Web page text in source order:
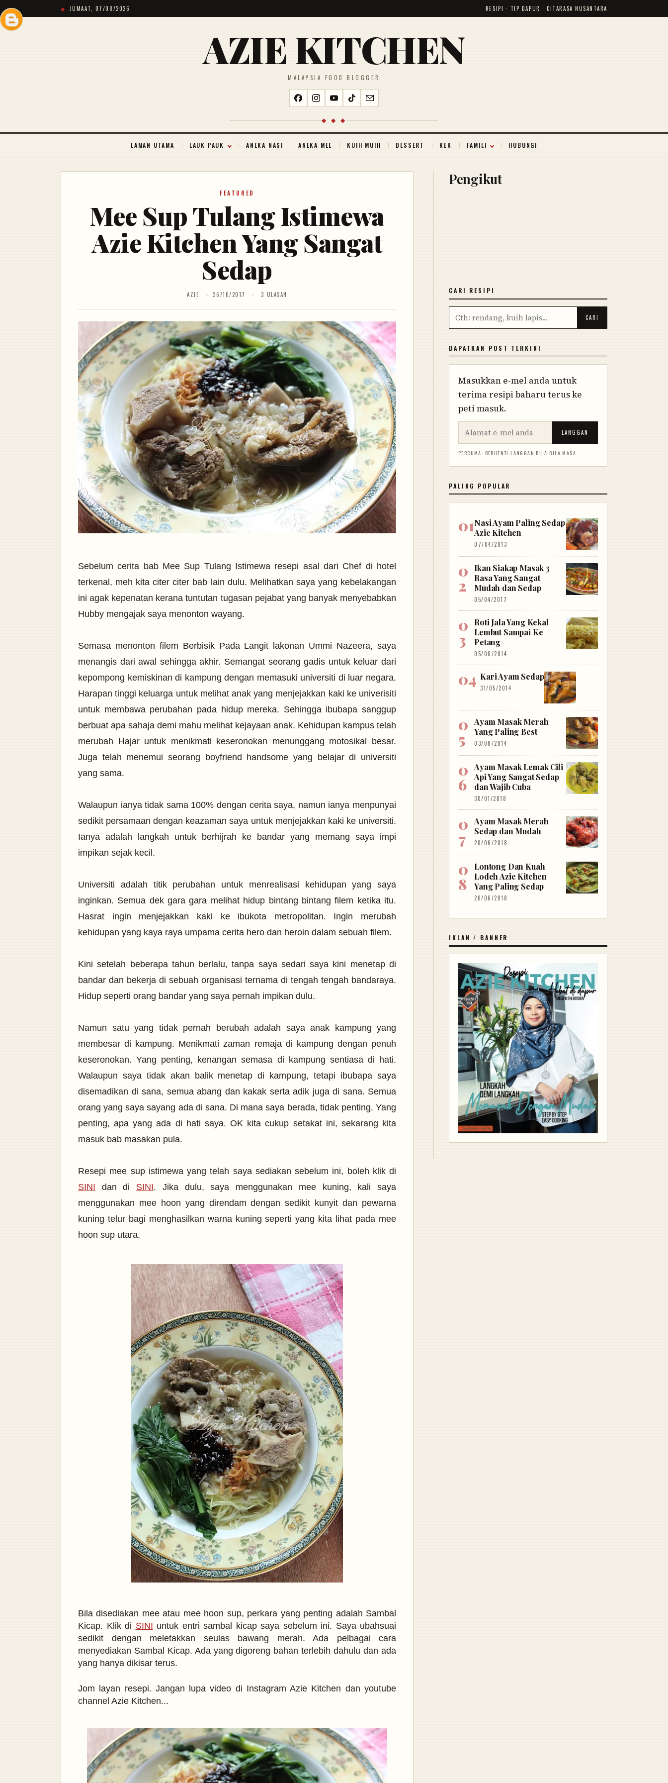
JUMAAT, 07/08/2026 RESIPI · TIP DAPUR · CITARASA NUSANTARA
AZIE KITCHEN
MALAYSIA FOOD BLOGGER
◆ ◆ ◆
LAMAN UTAMA LAUK PAUK ANEKA NASI ANEKA MEE KUIH MUIH DESSERT KEK FAMILI HUBUNGI
FEATURED
Mee Sup Tulang Istimewa
Azie Kitchen Yang Sangat
Sedap
AZIE 26/10/2017 3 ULASAN
Sebelum cerita bab Mee Sup Tulang Istimewa resepi asal dari Chef di hotel
terkenal, meh kita citer citer bab lain dulu. Melihatkan saya yang kebelakangan
ini agak kepenatan kerana tuntutan tugasan pejabat yang banyak menyebabkan
Hubby mengajak saya menonton wayang.
Semasa menonton filem Berbisik Pada Langit lakonan Ummi Nazeera, saya
menangis dari awal sehingga akhir. Semangat seorang gadis untuk keluar dari
kepompong kemiskinan di kampung dengan memasuki universiti di luar negara.
Harapan tinggi keluarga untuk melihat anak yang menjejakkan kaki ke univerisiti
untuk membawa perubahan pada hidup mereka. Sehingga ibubapa sanggup
berbuat apa sahaja demi mahu melihat kejayaan anak. Kehidupan kampus telah
merubah Hajar untuk menikmati keseronokan menunggang motosikal besar.
Juga telah menemui seorang boyfriend handsome yang belajar di universiti
yang sama.
Walaupun ianya tidak sama 100% dengan cerita saya, namun ianya menpunyai
sedikit persamaan dengan keazaman saya untuk menjejakkan kaki ke universiti.
Ianya adalah langkah untuk berhijrah ke bandar yang memang saya impi
impikan sejak kecil.
Universiti adalah titik perubahan untuk menrealisasi kehidupan yang saya
inginkan. Semua dek gara gara melihat hidup bintang bintang filem ketika itu.
Hasrat ingin menjejakkan kaki ke ibukota metropolitan. Ingin merubah
kehidupan yang kaya raya umpama cerita hero dan heroin dalam sebuah filem.
Kini setelah beberapa tahun berlalu, tanpa saya sedari saya kini menetap di
bandar dan bekerja di sebuah organisasi ternama di tengah tengah bandaraya.
Hidup seperti orang bandar yang saya pernah impikan dulu.
Namun satu yang tidak pernah berubah adalah saya anak kampung yang
membesar di kampung. Menikmati zaman remaja di kampung dengan penuh
keseronokan. Yang penting, kenangan semasa di kampung sentiasa di hati.
Walaupun saya tidak akan balik menetap di kampung, tetapi ibubapa saya
disemadikan di sana, semua abang dan kakak serta adik juga di sana. Semua
orang yang saya sayang ada di sana. Di mana saya berada, tidak penting. Yang
penting, apa yang ada di hati saya. OK kita cukup setakat ini, sekarang kita
masuk bab masakan pula.
Resepi mee sup istimewa yang telah saya sediakan sebelum ini, boleh klik di
SINI dan di SINI. Jika dulu, saya menggunakan mee kuning, kali saya
menggunakan mee hoon yang direndam dengan sedikit kunyit dan pewarna
kuning telur bagi menghasilkan warna kuning seperti yang kita lihat pada mee
hoon sup utara.
Bila disediakan mee atau mee hoon sup, perkara yang penting adalah Sambal
Kicap. Klik di SINI untuk entri sambal kicap saya sebelum ini. Saya ubahsuai
sedikit dengan meletakkan seulas bawang merah. Ada pelbagai cara
menyediakan Sambal Kicap. Ada yang digoreng bahan terlebih dahulu dan ada
yang hanya dikisar terus.
Jom layan resepi. Jangan lupa video di Instagram Azie Kitchen dan youtube
channel Azie Kitchen...
Pengikut
CARI RESIPI
DAPATKAN POST TERKINI
Masukkan e-mel anda untuk
terima resipi baharu terus ke
peti masuk.
LANGGAN
PERCUMA. BERHENTI LANGGAN BILA-BILA MASA.
PALING POPULAR
Nasi Ayam Paling Sedap
Azie Kitchen
07/04/2013
Ikan Siakap Masak 3
Rasa Yang Sangat
Mudah dan Sedap
05/04/2017
Roti Jala Yang Kekal
Lembut Sampai Ke
Petang
05/08/2014
Kari Ayam Sedap
31/05/2014
Ayam Masak Merah
Yang Paling Best
03/08/2014
Ayam Masak Lemak Cili
Api Yang Sangat Sedap
dan Wajib Cuba
30/01/2018
Ayam Masak Merah
Sedap dan Mudah
28/06/2018
Lontong Dan Kuah
Lodeh Azie Kitchen
Yang Paling Sedap
20/06/2018
IKLAN / BANNER